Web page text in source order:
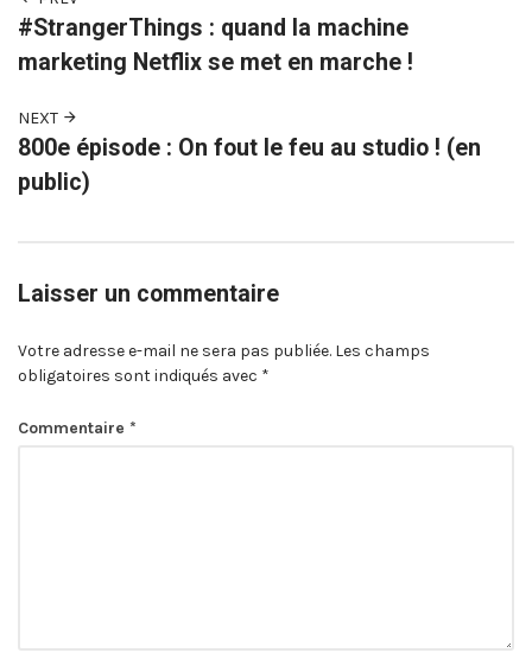
#StrangerThings : quand la machine
marketing Netflix se met en marche !
NEXT
800e épisode : On fout le feu au studio ! (en
public)
Laisser un commentaire
Votre adresse e-mail ne sera pas publiée. Les champs
obligatoires sont indiqués avec *
Commentaire *